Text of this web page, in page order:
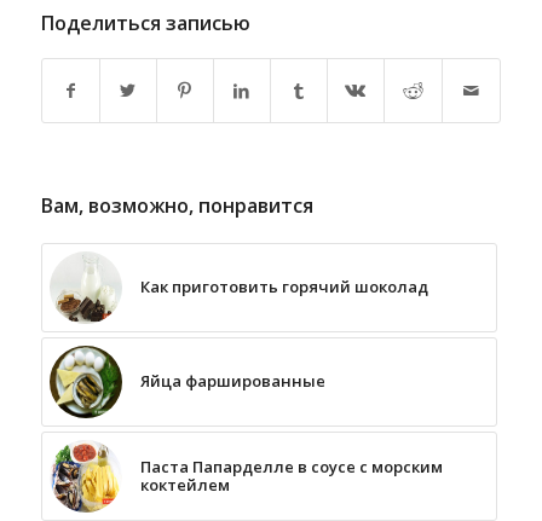
Поделиться записью
Вам, возможно, понравится
Как приготовить горячий шоколад
Яйца фаршированные
Паста Папарделле в соусе с морским
коктейлем